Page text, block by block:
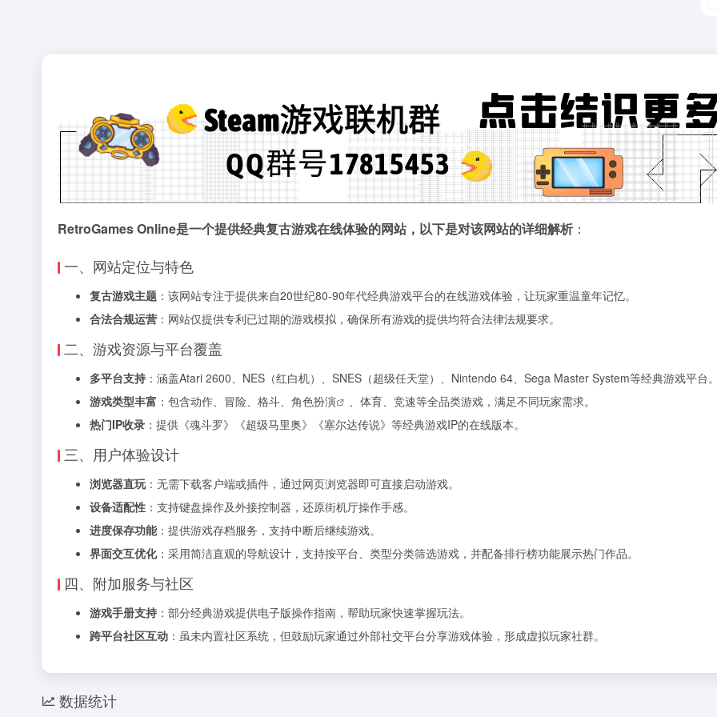
RetroGames Online是一个提供经典复古游戏在线体验的网站，以下是对该网站的详细解析 ：
一、网站定位与特色
复古游戏主题 ：该网站专注于提供来自20世纪80-90年代经典游戏平台的在线游戏体验，让玩家重温童年记忆。
合法合规运营 ：网站仅提供专利已过期的游戏模拟，确保所有游戏的提供均符合法律法规要求。
二、游戏资源与平台覆盖
多平台支持 ：涵盖Atari 2600、NES（红白机）、SNES（超级任天堂）、Nintendo 64、Sega Master System等经典游戏平台
游戏类型丰富 ：包含动作、冒险、格斗、 角色扮演
、体育、竞速等全品类游戏，满足不同玩家需求。
热门IP收录 ：提供《魂斗罗》《超级马里奥》《塞尔达传说》等经典游戏IP的在线版本。
三、用户体验设计
浏览器直玩：无需下载客户端或插件，通过网页浏览器即可直接启动游戏。
设备适配性 ：支持键盘操作及外接控制器，还原街机厅操作手感。
进度保存功能：提供游戏存档服务，支持中断后继续游戏。
界面交互优化：采用简洁直观的导航设计，支持按平台、类型分类筛选游戏，并配备排行榜功能展示热门作品。
四、附加服务与社区
游戏手册支持 ：部分经典游戏提供电子版操作指南，帮助玩家快速掌握玩法。
跨平台社区互动 ：虽未内置社区系统，但鼓励玩家通过外部社交平台分享游戏体验，形成虚拟玩家社群。
数据统计